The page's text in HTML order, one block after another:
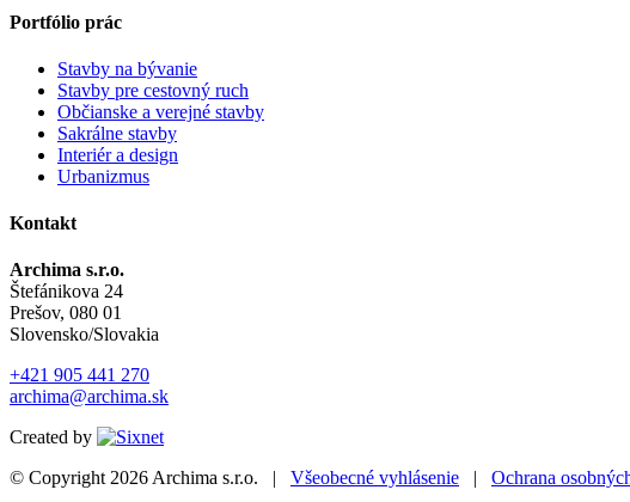
Portfólio prác
Stavby na bývanie
Stavby pre cestovný ruch
Občianske a verejné stavby
Sakrálne stavby
Interiér a design
Urbanizmus
Kontakt
Archima s.r.o.
Štefánikova 24
Prešov, 080 01
Slovensko/Slovakia
+421 905 441 270
archima@archima.sk
Created by
© Copyright 2026Archima s.r.o. Všeobecné vyhlásenie Ochrana